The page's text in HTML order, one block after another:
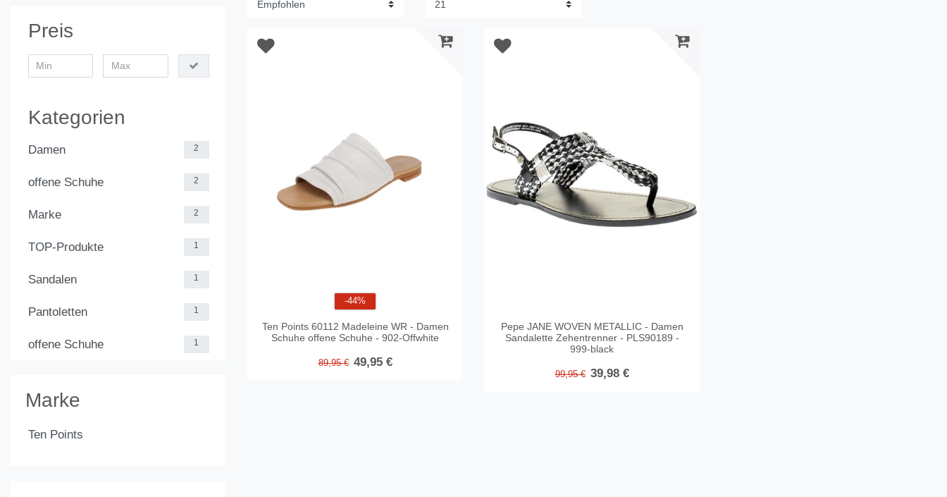
Preis
Kategorien
Damen 2
offene Schuhe 2
Marke 2
TOP-Produkte 1
Sandalen 1
Pantoletten 1
offene Schuhe 1
Marke
Ten Points
-44%
Ten Points 60112 Madeleine WR - Damen
Schuhe offene Schuhe - 902-Offwhite
89,95 € 49,95 €
Pepe JANE WOVEN METALLIC - Damen
Sandalette Zehentrenner - PLS90189 -
999-black
99,95 € 39,98 €